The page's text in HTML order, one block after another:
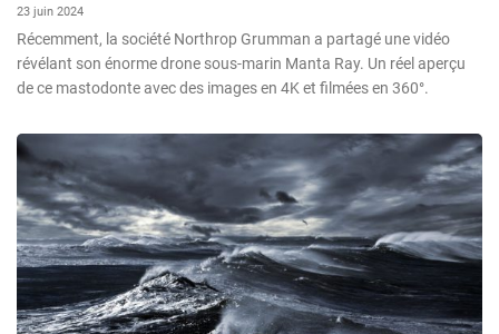
23 juin 2024
Récemment, la société Northrop Grumman a partagé une vidéo
révélant son énorme drone sous-marin Manta Ray. Un réel aperçu
de ce mastodonte avec des images en 4K et filmées en 360°.